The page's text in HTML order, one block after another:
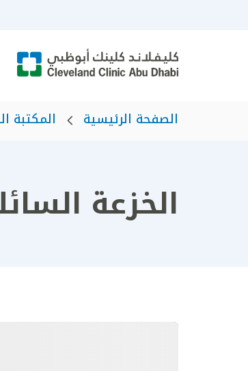
الصفحة الرئيسية المكتبة
الخزعة